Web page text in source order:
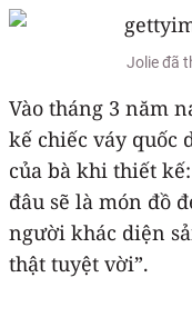
Jolie đã
Vào tháng 3 năm
kế chiếc váy quốc
của bà khi thiết
đâu sẽ là món đồ
người khác diện
thật tuyệt vời”.